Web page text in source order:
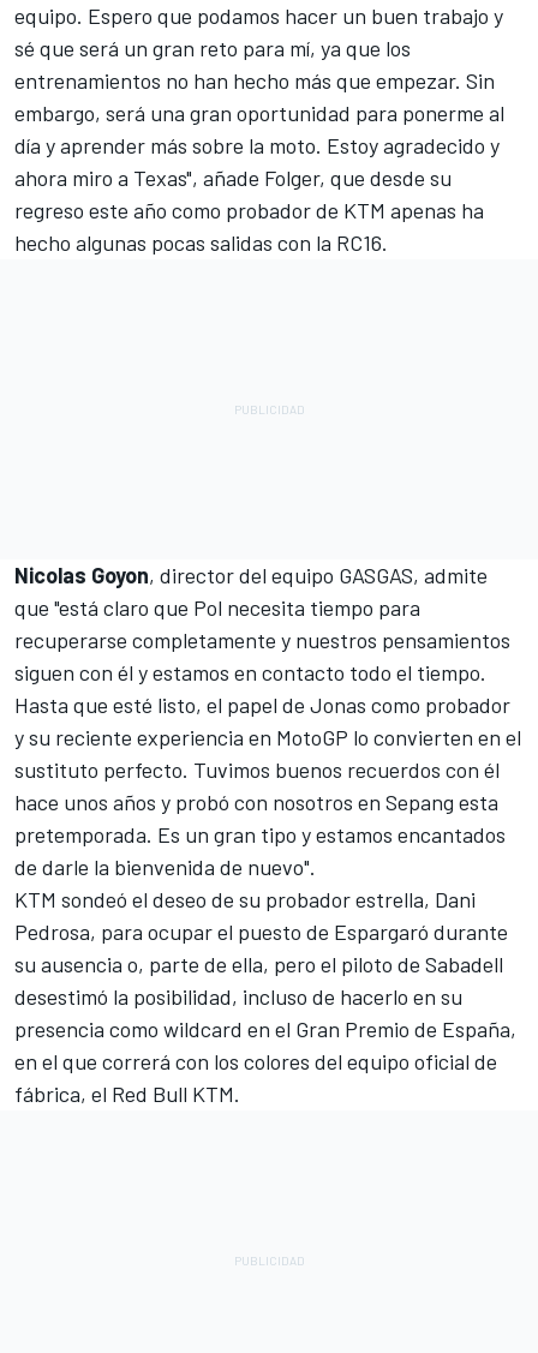
equipo. Espero que podamos hacer un buen trabajo y
sé que será un gran reto para mí, ya que los
entrenamientos no han hecho más que empezar. Sin
embargo, será una gran oportunidad para ponerme al
día y aprender más sobre la moto. Estoy agradecido y
ahora miro a Texas", añade Folger, que desde su
regreso este año como probador de KTM apenas ha
hecho algunas pocas salidas con la RC16.
Nicolas Goyon, director del equipo GASGAS, admite
que "está claro que Pol necesita tiempo para
recuperarse completamente y nuestros pensamientos
siguen con él y estamos en contacto todo el tiempo.
Hasta que esté listo, el papel de Jonas como probador
y su reciente experiencia en MotoGP lo convierten en el
sustituto perfecto. Tuvimos buenos recuerdos con él
hace unos años y probó con nosotros en Sepang esta
pretemporada. Es un gran tipo y estamos encantados
de darle la bienvenida de nuevo".
KTM sondeó el deseo de su probador estrella, Dani
Pedrosa, para ocupar el puesto de Espargaró durante
su ausencia o, parte de ella, pero el piloto de Sabadell
desestimó la posibilidad, incluso de hacerlo en su
presencia como wildcard en el Gran Premio de España,
en el que correrá con los colores del equipo oficial de
fábrica, el Red Bull KTM.